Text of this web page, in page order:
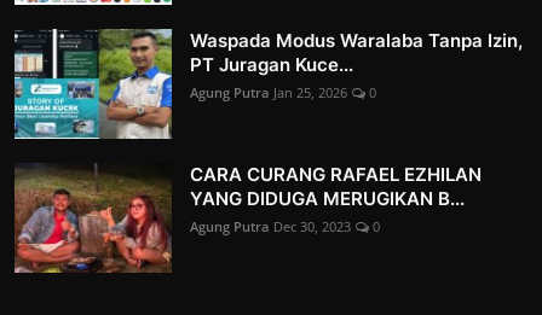
Waspada Modus Waralaba Tanpa Izin,
PT Juragan Kuce...
Agung Putra Jan 25, 2026 0
CARA CURANG RAFAEL EZHILAN
YANG DIDUGA MERUGIKAN B...
Agung Putra Dec 30, 2023 0